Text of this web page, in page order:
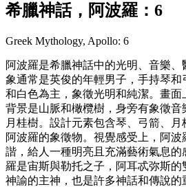
希臘神話，阿波羅：6
Greek Mythology, Apollo: 6
阿波羅是希臘神話中的光明、音樂
象通常是英俊的年輕男子，手持琴
和白色為主，象徵光明和純潔。畫面
背景是山脈和橄欖樹，身旁有象徵
月桂樹。設計元素包含琴、弓箭、
阿波羅的象徵物。視覺感受上，阿
諧，給人一種明亮且充滿藝術氣息
羅是宙斯與勒托之子，阿耳忒弥斯
神諭的主神，也是許多神話和傳說